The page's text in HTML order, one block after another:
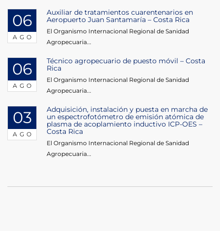
06
AGO
Auxiliar de tratamientos cuarentenarios en
Aeropuerto Juan Santamaría – Costa Rica
El Organismo Internacional Regional de Sanidad
Agropecuaria...
06
AGO
Técnico agropecuario de puesto móvil – Costa
Rica
El Organismo Internacional Regional de Sanidad
Agropecuaria...
03
AGO
Adquisición, instalación y puesta en marcha de
un espectrofotómetro de emisión atómica de
plasma de acoplamiento inductivo ICP-OES –
Costa Rica
El Organismo Internacional Regional de Sanidad
Agropecuaria...